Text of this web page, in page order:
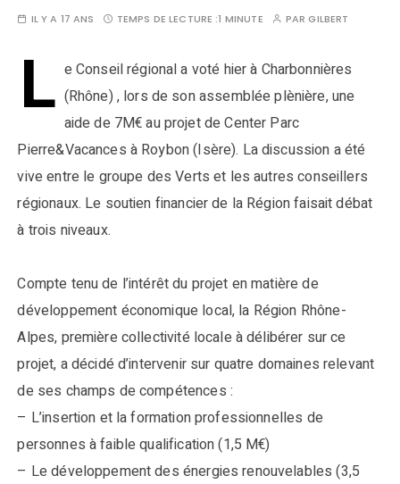
IL Y A 17 ANS TEMPS DE LECTURE :1 MINUTE PARGILBERT
L e Conseil régional a voté hier à Charbonnières
(Rhône) , lors de son assemblée plènière, une
aide de 7M€ au projet de Center Parc
Pierre&Vacances à Roybon (Isère). La discussion a été
vive entre le groupe des Verts et les autres conseillers
régionaux. Le soutien financier de la Région faisait débat
à trois niveaux.
Compte tenu de l’intérêt du projet en matière de
développement économique local, la Région Rhône-
Alpes, première collectivité locale à délibérer sur ce
projet, a décidé d’intervenir sur quatre domaines relevant
de ses champs de compétences :
– L’insertion et la formation professionnelles de
personnes à faible qualification (1,5 M€)
– Le développement des énergies renouvelables (3,5